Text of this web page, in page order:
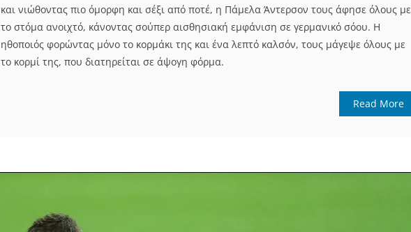
και νιώθοντας πιο όμορφη και σέξι από ποτέ, η Πάμελα Άντερσον τους άφησε όλους με
το στόμα ανοιχτό, κάνοντας σούπερ αισθησιακή εμφάνιση σε γερμανικό σόου. Η
ηθοποιός φορώντας μόνο το κορμάκι της και ένα λεπτό καλσόν, τους μάγεψε όλους με
το κορμί της, που διατηρείται σε άψογη φόρμα.
Read More